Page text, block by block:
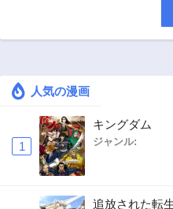
人気の漫画
1
キングダム
ジャンル:
追放された転